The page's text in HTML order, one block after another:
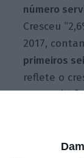
número
Cresceu
2017,
primeiros
reflete o
4.728
na voz fixa